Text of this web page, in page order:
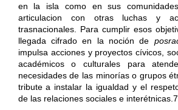
en la isla como en sus
articulacion con otras luchas y
trasnacionales. Para cumplir esos
llegada cifrado en la noción de
impulsa acciones y proyectos cívicos,
académicos o culturales para
necesidades de las minorías o grupos
tribute a instalar la igualdad y el
de las relaciones sociales e interétnicas.7